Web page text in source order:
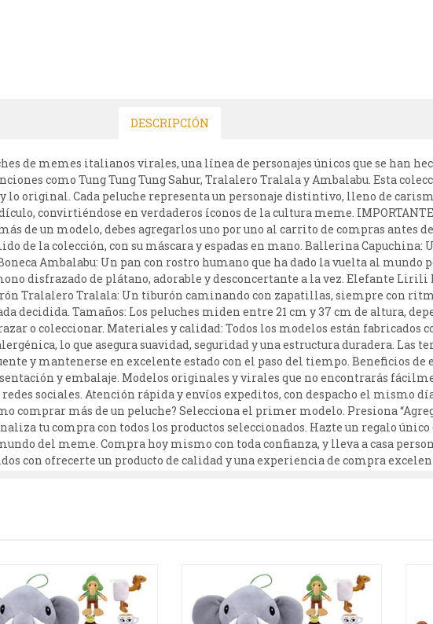
DESCRIPCIÓN
de memes italianos virales, una línea de personajes únicos que se han
como Tung Tung Tung Sahur, Tralalero Tralala y Ambalabu. Esta
lo original. Cada peluche representa un personaje distintivo, lleno de
convirtiéndose en verdaderos íconos de la cultura meme.
de un modelo, debes agregarlos uno por uno al carrito de compras antes
de la colección, con su máscara y espadas en mano. Ballerina Capuchina:
Ambalabu: Un pan con rostro humano que ha dado la vuelta al mundo
disfrazado de plátano, adorable y desconcertante a la vez. Elefante Lirili
Tralalero Tralala: Un tiburón caminando con zapatillas, siempre con
decidida. Tamaños: Los peluches miden entre 21 cm y 37 cm de altura,
o coleccionar. Materiales y calidad: Todos los modelos están fabricados
lo que asegura suavidad, seguridad y una estructura duradera. Las
y mantenerse en excelente estado con el paso del tiempo. Beneficios de
y embalaje. Modelos originales y virales que no encontrarás
sociales. Atención rápida y envíos expeditos, con despacho el mismo
comprar más de un peluche? Selecciona el primer modelo. Presiona
tu compra con todos los productos seleccionados. Hazte un regalo
del meme. Compra hoy mismo con toda confianza, y lleva a casa
con ofrecerte un producto de calidad y una experiencia de compra